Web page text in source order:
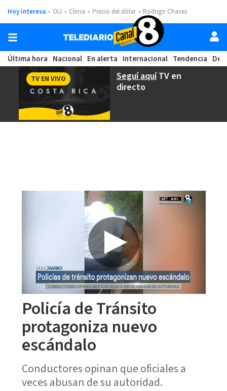
Hoy interesa OIJ Clima Precio del dólar Rodrigo Chaves
Última hora Nacional En alerta Internacional Tendencia
Seguí aquíTV en
directo
TV EN VIVO
Policía de Tránsito
protagoniza nuevo
escándalo
Conductores opinan que oficiales a
veces abusan de su autoridad.